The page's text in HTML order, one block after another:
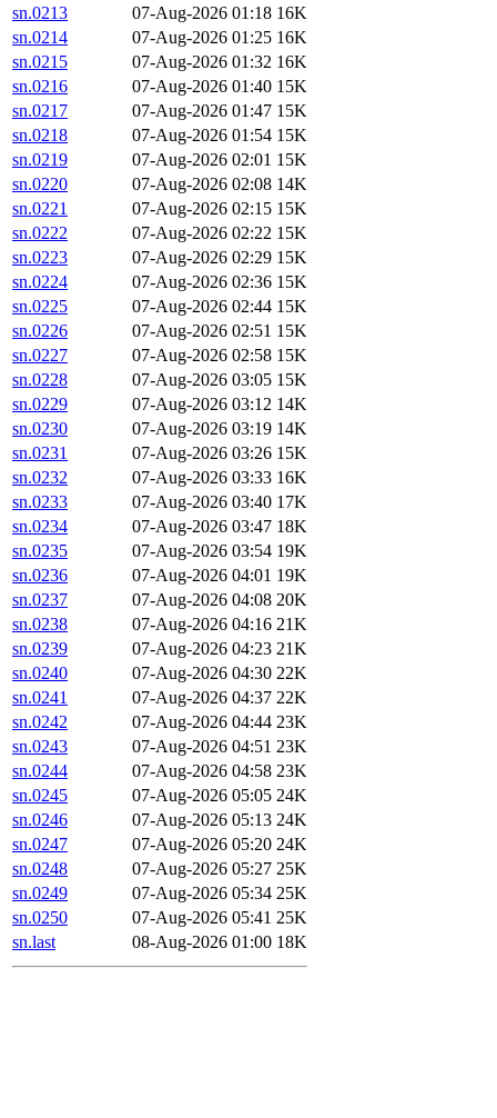
sn.0213
07-Aug-2026 01:18 16K
sn.0214
07-Aug-2026 01:25 16K
sn.0215
07-Aug-2026 01:32 16K
sn.0216
07-Aug-2026 01:40 15K
sn.0217
07-Aug-2026 01:47 15K
sn.0218
07-Aug-2026 01:54 15K
sn.0219
07-Aug-2026 02:01 15K
sn.0220
07-Aug-2026 02:08 14K
sn.0221
07-Aug-2026 02:15 15K
sn.0222
07-Aug-2026 02:22 15K
sn.0223
07-Aug-2026 02:29 15K
sn.0224
07-Aug-2026 02:36 15K
sn.0225
07-Aug-2026 02:44 15K
sn.0226
07-Aug-2026 02:51 15K
sn.0227
07-Aug-2026 02:58 15K
sn.0228
07-Aug-2026 03:05 15K
sn.0229
07-Aug-2026 03:12 14K
sn.0230
07-Aug-2026 03:19 14K
sn.0231
07-Aug-2026 03:26 15K
sn.0232
07-Aug-2026 03:33 16K
sn.0233
07-Aug-2026 03:40 17K
sn.0234
07-Aug-2026 03:47 18K
sn.0235
07-Aug-2026 03:54 19K
sn.0236
07-Aug-2026 04:01 19K
sn.0237
07-Aug-2026 04:08 20K
sn.0238
07-Aug-2026 04:16 21K
sn.0239
07-Aug-2026 04:23 21K
sn.0240
07-Aug-2026 04:30 22K
sn.0241
07-Aug-2026 04:37 22K
sn.0242
07-Aug-2026 04:44 23K
sn.0243
07-Aug-2026 04:51 23K
sn.0244
07-Aug-2026 04:58 23K
sn.0245
07-Aug-2026 05:05 24K
sn.0246
07-Aug-2026 05:13 24K
sn.0247
07-Aug-2026 05:20 24K
sn.0248
07-Aug-2026 05:27 25K
sn.0249
07-Aug-2026 05:34 25K
sn.0250
07-Aug-2026 05:41 25K
sn.last
08-Aug-2026 01:00 18K